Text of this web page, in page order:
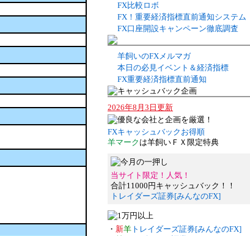
FX比較ロボ
FX！重要経済指標直前通知システム
FX口座開設キャンペーン徹底調査
羊飼いのFXメルマガ
本日の必見イベント＆経済指標
FX重要経済指標直前通知
2026年8月3日更新
FXキャッシュバックお得順
羊マーク は羊飼いＦＸ限定特典
当サイト限定！人気！
合計11000円キャッシュバック！！
トレイダーズ証券[みんなのFX]
・ 新羊 トレイダーズ証券[みんなのFX]